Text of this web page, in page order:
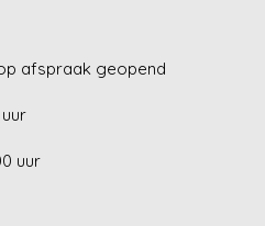
afspraak geopend
uur